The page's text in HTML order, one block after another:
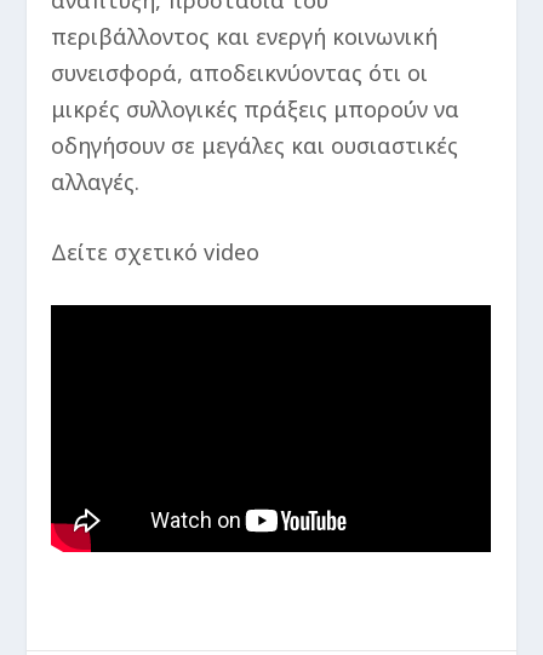
περιβάλλοντος και ενεργή κοινωνική
συνεισφορά, αποδεικνύοντας ότι οι
μικρές συλλογικές πράξεις μπορούν να
οδηγήσουν σε μεγάλες και ουσιαστικές
αλλαγές.
Δείτε σχετικό video